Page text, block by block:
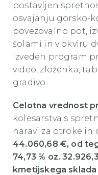
postavljen
osvajanju gorsko-
povezovalno pot,
šolami in v okviru
izveden program
video, zloženka,
gradivo.
Celotna vrednost
kolesarstva s
naravi za otroke in
44.060,68 €, od
74,73 % oz.
kmetijskega